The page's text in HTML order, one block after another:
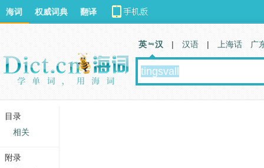
海词 权威词典 翻译
英 汉 | 汉语 | 上海话 广
目录
相关
附录